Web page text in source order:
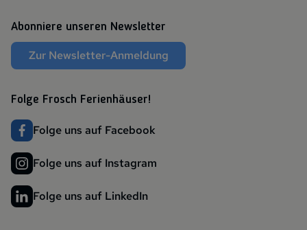
Abonniere unseren Newsletter
Zur Newsletter-Anmeldung
Folge Frosch Ferienhäuser!
Folge uns auf Facebook
Folge uns auf Instagram
Folge uns auf LinkedIn